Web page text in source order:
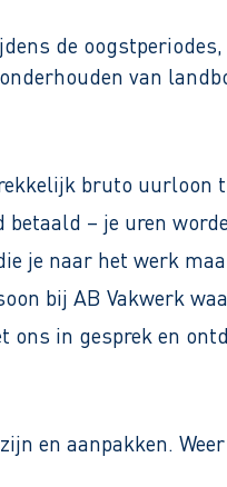
de
van
van
en
het volledige
belangrijker vinden
per week, van
werk voor terug.
bruto uurloon
– je uren
je naar het werk
bij AB Vakwerk
ons in gesprek en
en aanpakken.